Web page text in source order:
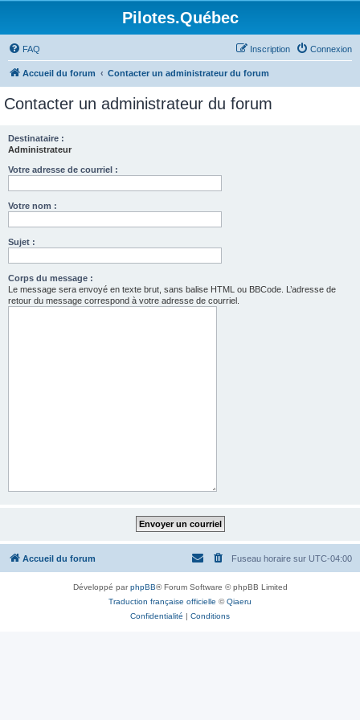
Pilotes.Québec
FAQ Connexion
Inscription
Accueil du forum Contacter un administrateur du forum
Contacter un administrateur du forum
Destinataire :
Administrateur
Votre adresse de courriel :
Votre nom :
Sujet :
Corps du message :
Le message sera envoyé en texte brut, sans balise HTML ou BBCode. L’adresse de
retour du message correspond à votre adresse de courriel.
Accueil du forum Fuseau horaire sur UTC-04:00
Développé parphpBB® Forum Software © phpBB Limited
Traduction française officielle ©Qiaeru
Confidentialité | Conditions